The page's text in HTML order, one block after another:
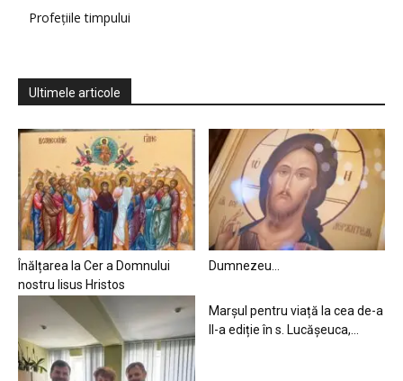
Profețiile timpului
Ultimele articole
Înălțarea la Cer a Domnului
nostru Iisus Hristos
Dumnezeu…
Marșul pentru viață la cea de-a
II-a ediție în s. Lucășeuca,...